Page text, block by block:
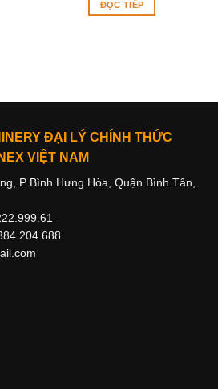
ĐỌC TIẾP
ĐẠI LÝ CHÍNH THỨC
VIỆT NAM
P Bình Hưng Hòa, Quận Bình Tân,